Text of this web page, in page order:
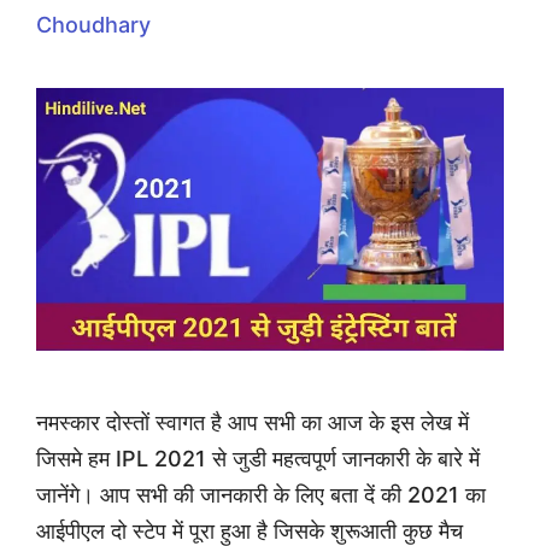
Choudhary
नमस्कार दोस्तों स्वागत है आप सभी का आज के इस लेख में
जिसमे हम IPL 2021 से जुडी महत्वपूर्ण जानकारी के बारे में
जानेंगे। आप सभी की जानकारी के लिए बता दें की 2021 का
आईपीएल दो स्टेप में पूरा हुआ है जिसके शुरूआती कुछ मैच